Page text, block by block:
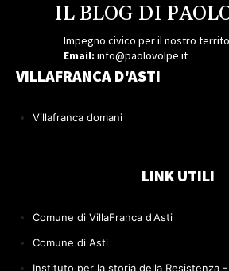
IL BLOG DI
Impegno civico per il nostro
Email: info@paolovolpe.it
VILLAFRANCA D'ASTI
Villafranca domani
LINK UTILI
Comune di VillaFranca d'Asti
Comune di Asti
Instituto per la storia della Resistenza